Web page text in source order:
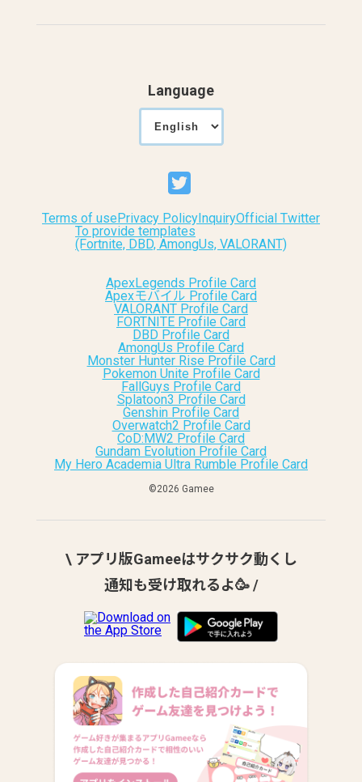
Language
Terms of usePrivacy Policy InquiryOfficial Twitter
To provide templates
(Fortnite, DBD, AmongUs, VALORANT)
ApexLegends Profile Card
Apexモバイル Profile Card
VALORANT Profile Card
FORTNITE Profile Card
DBD Profile Card
AmongUs Profile Card
Monster Hunter Rise Profile Card
Pokemon Unite Profile Card
FallGuys Profile Card
Splatoon3 Profile Card
Genshin Profile Card
Overwatch2 Profile Card
CoD:MW2 Profile Card
Gundam Evolution Profile Card
My Hero Academia Ultra Rumble Profile Card
©︎2026 Gamee
\ アプリ版Gameeはサクサク動くし
通知も受け取れるよ🥳 /